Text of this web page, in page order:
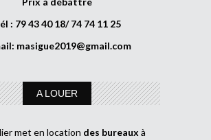
: 79 43 40 18/ 74 74 11 25
masigue2019@gmail.com
A LOUER
met en location des bureaux à